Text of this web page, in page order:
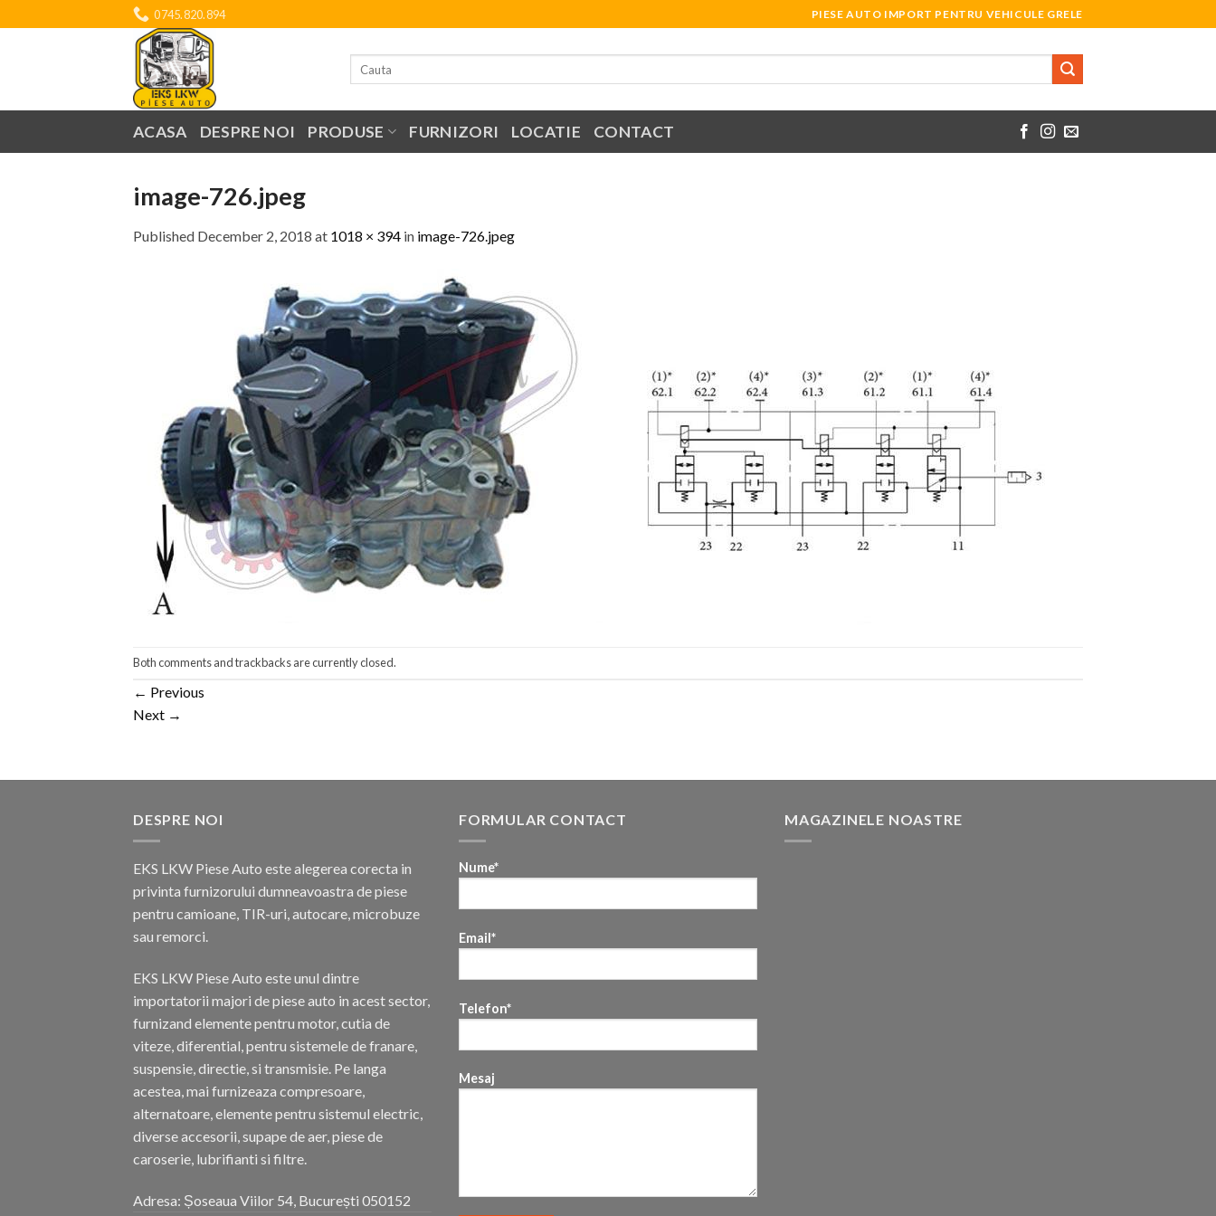
to
0745.820.894 PIESE AUTO IMPORT PENTRU VEHICULE GRELE
ACASA DESPRE NOI PRODUSE FURNIZORI LOCATIE CONTACT
image-726.jpeg
Published December 2, 2018 at 1018 × 394 in image-726.jpeg
Both comments and trackbacks are currently closed.
← Previous
Next →
DESPRE NOI
EKS LKW Piese Auto este alegerea corecta in
privinta furnizorului dumneavoastra de piese
pentru camioane, TIR-uri, autocare, microbuze
sau remorci.
EKS LKW Piese Auto este unul dintre
importatorii majori de piese auto in acest sector,
furnizand elemente pentru motor, cutia de
viteze, diferential, pentru sistemele de franare,
suspensie, directie, si transmisie. Pe langa
acestea, mai furnizeaza compresoare,
alternatoare, elemente pentru sistemul electric,
diverse accesorii, supape de aer, piese de
caroserie, lubrifianti si filtre.
Adresa: Șoseaua Viilor 54, București 050152
FORMULAR CONTACT
Nume*
Email*
Telefon*
Mesaj
MAGAZINELE NOASTRE